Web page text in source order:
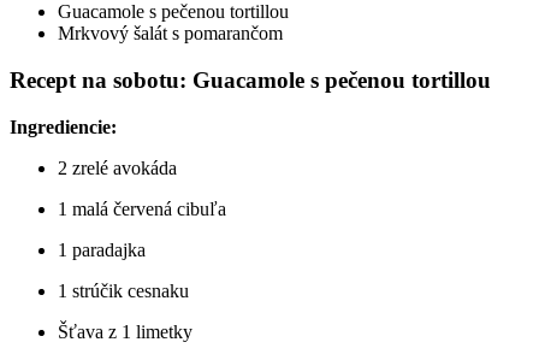
Guacamole s pečenou tortillou
Mrkvový šalát s pomarančom
Recept na sobotu: Guacamole s pečenou tortillou
Ingrediencie:
2 zrelé avokáda
1 malá červená cibuľa
1 paradajka
1 strúčik cesnaku
Šťava z 1 limetky